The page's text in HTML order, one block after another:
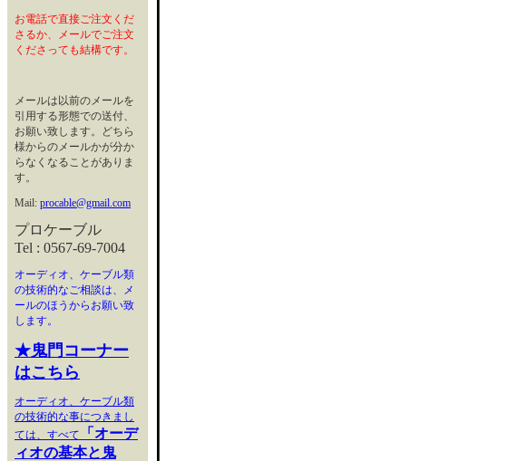
お電話で直接ご注文くだ
さるか、メールでご注文
くださっても結構です。
メールは以前のメールを
引用する形態での送付、
お願い致します。どちら
様からのメールかが分か
らなくなることがありま
す。
Mail: procable@gmail.com
プロケーブル
Tel : 0567-69-7004
オーディオ、ケーブル類
の技術的なご相談は、メ
ールのほうからお願い致
します。
★鬼門コーナー
はこちら
オーディオ、ケーブル類
の技術的な事につきまし
ては、すべて
「オーデ
ィオの基本と鬼